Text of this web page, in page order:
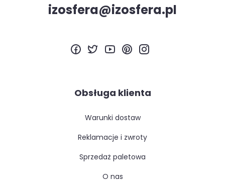
izosfera@izosfera.pl
Obsługa klienta
warunki dostaw
reklamacje i zwroty
sprzedaż paletowa
o nas